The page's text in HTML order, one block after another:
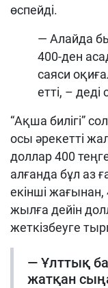
өспейді.
— Алайда
400-ден
саяси
етті, –
“Ақша билігі”
осы әрекетті
доллар 400
алғанда бұл аз
екінші
жылға дейін
жеткізбеуге
— Ұлттық
жатқан